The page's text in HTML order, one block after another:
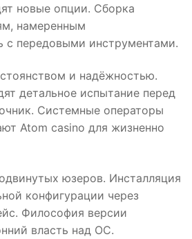
новые опции. Сборка
намеренным
с передовыми инструментами.
и надёжностью.
детальное испытание перед
Системные операторы
Atom casino для жизненно
юзеров. Инсталляция
конфигурации через
Философия версии
власть над ОС.